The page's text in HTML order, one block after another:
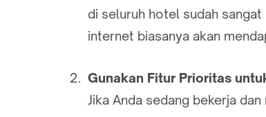
di seluruh hotel sudah
internet biasanya akan
Gunakan Fitur Prioritas
Jika Anda sedang bekerja